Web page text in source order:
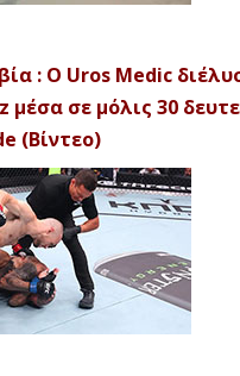
: Ο Uros Medic
μέσα σε μόλις 30
(Βίντεο)